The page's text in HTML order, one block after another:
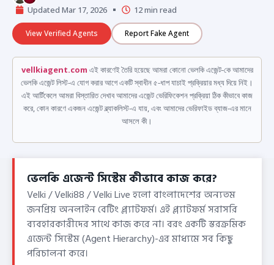
Updated Mar 17, 2026
12 min read
View Verified Agents Report Fake Agent
vellkiagent.com এই কারণেই তৈরি হয়েছে আমরা কোনো ভেলকি এজেন্ট-কে আমাদের
ভেলকি এজেন্ট লিস্ট-এ যোগ করার আগে একটি স্বাধীন ৫-ধাপ যাচাই প্রক্রিয়ার মধ্য দিয়ে নিই।
এই আর্টিকেলে আমরা বিস্তারিত দেখাব আমাদের এজেন্ট ভেরিফিকেশন প্রক্রিয়া ঠিক কীভাবে কাজ
করে, কোন কারণে একজন এজেন্ট ব্ল্যাকলিস্ট-এ যায়, এবং আমাদের ভেরিফাইড ব্যাজ-এর মানে
আসলে কী।
ভেলকি এজেন্ট সিস্টেম কীভাবে কাজ করে?
Velki / Velki88 / Velki Live হলো বাংলাদেশের অন্যতম
জনপ্রিয় অনলাইন বেটিং প্ল্যাটফর্ম। এই প্ল্যাটফর্ম সরাসরি
ব্যবহারকারীদের সাথে কাজ করে না। বরং একটি স্তরক্রমিক
এজেন্ট সিস্টেম (Agent Hierarchy)-এর মাধ্যমে সব কিছু
পরিচালনা করে।